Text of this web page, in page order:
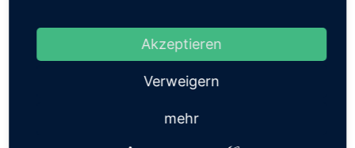
ohne Parfüm
Die Kopfhaut spannt und
Akzeptieren
Verweigern
mehr